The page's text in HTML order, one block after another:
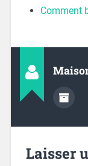
Comment
Laisser